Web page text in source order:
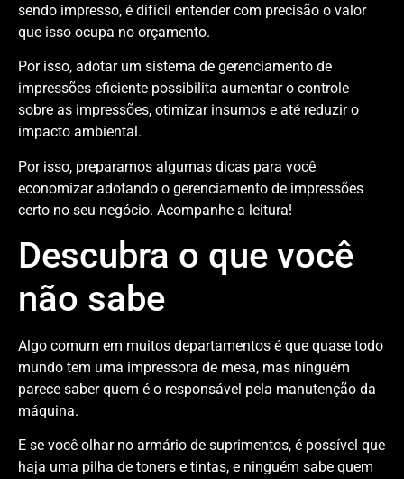
sendo impresso, é difícil entender com precisão o valor
que isso ocupa no orçamento.
Por isso, adotar um sistema de gerenciamento de
impressões eficiente possibilita aumentar o controle
sobre as impressões, otimizar insumos e até reduzir o
impacto ambiental.
Por isso, preparamos algumas dicas para você
economizar adotando o gerenciamento de impressões
certo no seu negócio. Acompanhe a leitura!
Descubra o que você
não sabe
Algo comum em muitos departamentos é que quase todo
mundo tem uma impressora de mesa, mas ninguém
parece saber quem é o responsável pela manutenção da
máquina.
E se você olhar no armário de suprimentos, é possível que
haja uma pilha de toners e tintas, e ninguém sabe quem